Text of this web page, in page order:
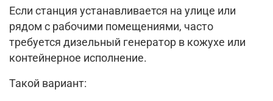
Если станция устанавливается на улице или
рядом с рабочими помещениями, часто
требуется дизельный генератор в кожухе или
контейнерное исполнение.
Такой вариант: